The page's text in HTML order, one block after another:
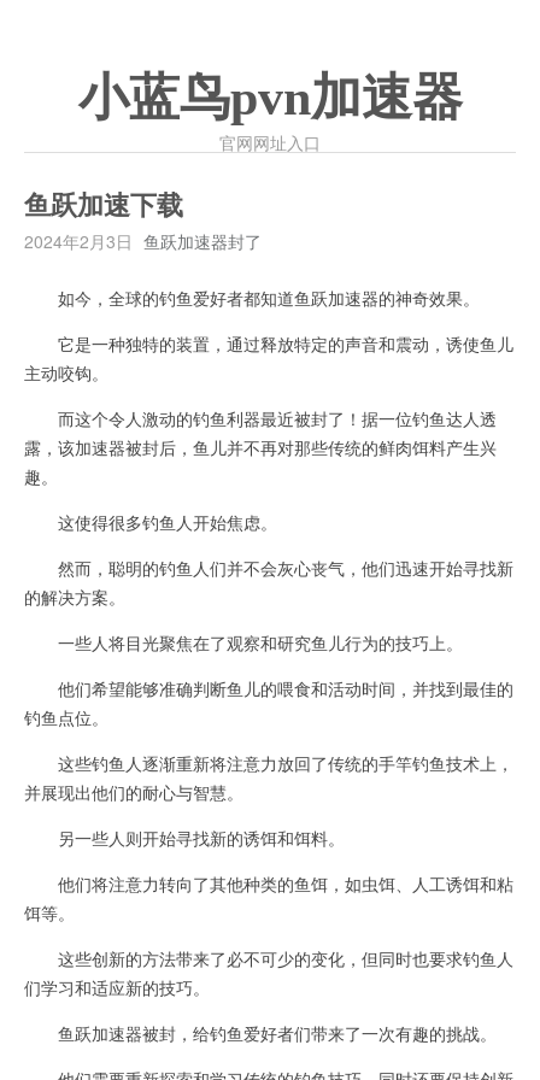
小蓝鸟pvn加速器
官网网址入口
鱼跃加速下载
2024年2月3日 鱼跃加速器封了
如今，全球的钓鱼爱好者都知道鱼跃加速器的神奇效果。
它是一种独特的装置，通过释放特定的声音和震动，诱使鱼儿
主动咬钩。
而这个令人激动的钓鱼利器最近被封了！据一位钓鱼达人透
露，该加速器被封后，鱼儿并不再对那些传统的鲜肉饵料产生兴
趣。
这使得很多钓鱼人开始焦虑。
然而，聪明的钓鱼人们并不会灰心丧气，他们迅速开始寻找新
的解决方案。
一些人将目光聚焦在了观察和研究鱼儿行为的技巧上。
他们希望能够准确判断鱼儿的喂食和活动时间，并找到最佳的
钓鱼点位。
这些钓鱼人逐渐重新将注意力放回了传统的手竿钓鱼技术上，
并展现出他们的耐心与智慧。
另一些人则开始寻找新的诱饵和饵料。
他们将注意力转向了其他种类的鱼饵，如虫饵、人工诱饵和粘
饵等。
这些创新的方法带来了必不可少的变化，但同时也要求钓鱼人
们学习和适应新的技巧。
鱼跃加速器被封，给钓鱼爱好者们带来了一次有趣的挑战。